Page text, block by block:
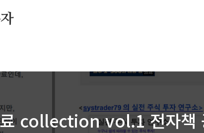
collection vol.1 전자책